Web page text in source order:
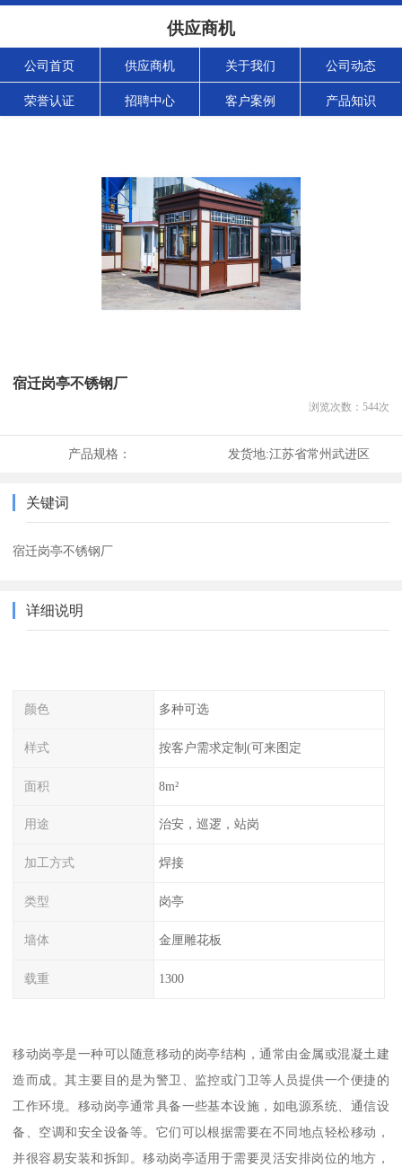
供应商机
公司首页 供应商机 关于我们 公司动态
荣誉认证 招聘中心 客户案例 产品知识
宿迁岗亭不锈钢厂
浏览次数： 544次
产品规格： 发货地:江苏省常州武进区
关键词
宿迁岗亭不锈钢厂
详细说明
颜色 多种可选
样式 按客户需求定制(可来图定
面积 8m²
用途 治安，巡逻，站岗
加工方式 焊接
类型 岗亭
墙体 金厘雕花板
载重 1300
移动岗亭是一种可以随意移动的岗亭结构，通常由金属或混凝土建
造而成。其主要目的是为警卫、监控或门卫等人员提供一个便捷的
工作环境。移动岗亭通常具备一些基本设施，如电源系统、通信设
备、空调和安全设备等。它们可以根据需要在不同地点轻松移动，
并很容易安装和拆卸。移动岗亭适用于需要灵活安排岗位的地方，